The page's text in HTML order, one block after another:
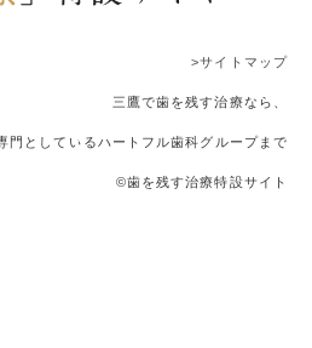
>サイトマップ
三鷹で歯を残す治療なら、
門としているハートフル歯科グループまで
©歯を残す治療特設サイト